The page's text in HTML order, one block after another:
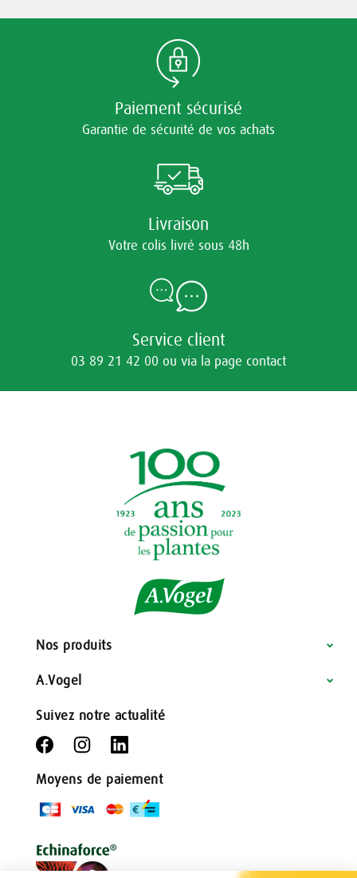
Paiement sécurisé
Garantie de sécurité de vos achats
Livraison
Votre colis livré sous 48h
Service client
03 89 21 42 00 ou via la page contact
Nos produits
A.Vogel
Suivez notre actualité
Moyens de paiement